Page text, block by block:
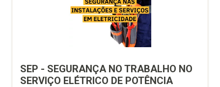
SEP - SEGURANÇA NO TRABALHO NO
SERVIÇO ELÉTRICO DE POTÊNCIA